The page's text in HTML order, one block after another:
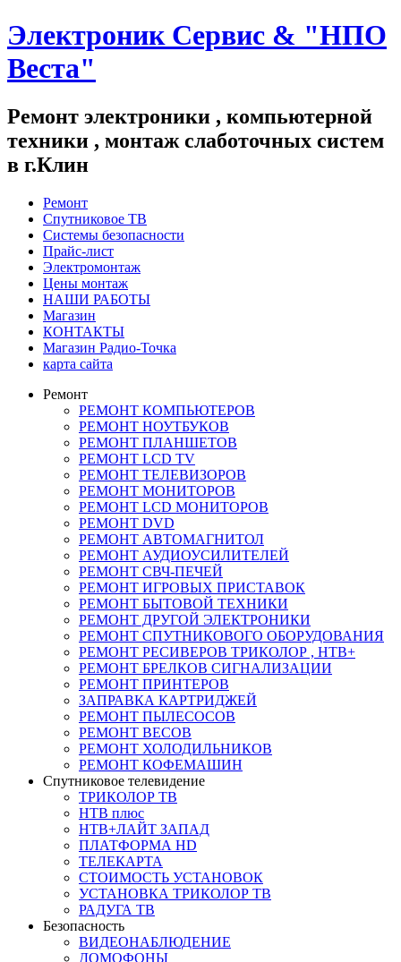
Электроник Сервис & "НПО
Веста"
Ремонт электроники , компьютерной
техники , монтаж слаботочных систем
в г.Клин
Ремонт
Спутниковое ТВ
Системы безопасности
Прайс-лист
Электромонтаж
Цены монтаж
НАШИ РАБОТЫ
Магазин
КОНТАКТЫ
Магазин Радио-Точка
карта сайта
Ремонт
РЕМОНТ КОМПЬЮТЕРОВ
РЕМОНТ НОУТБУКОВ
РЕМОНТ ПЛАНШЕТОВ
РЕМОНТ LCD TV
РЕМОНТ ТЕЛЕВИЗОРОВ
РЕМОНТ МОНИТОРОВ
РЕМОНТ LCD МОНИТОРОВ
РЕМОНТ DVD
РЕМОНТ АВТОМАГНИТОЛ
РЕМОНТ АУДИОУСИЛИТЕЛЕЙ
РЕМОНТ СВЧ-ПЕЧЕЙ
РЕМОНТ ИГРОВЫХ ПРИСТАВОК
РЕМОНТ БЫТОВОЙ ТЕХНИКИ
РЕМОНТ ДРУГОЙ ЭЛЕКТРОНИКИ
РЕМОНТ СПУТНИКОВОГО ОБОРУДОВАНИЯ
РЕМОНТ РЕСИВЕРОВ ТРИКОЛОР , НТВ+
РЕМОНТ БРЕЛКОВ СИГНАЛИЗАЦИИ
РЕМОНТ ПРИНТЕРОВ
ЗАПРАВКА КАРТРИДЖЕЙ
РЕМОНТ ПЫЛЕСОСОВ
РЕМОНТ ВЕСОВ
РЕМОНТ ХОЛОДИЛЬНИКОВ
РЕМОНТ КОФЕМАШИН
Спутниковое телевидение
ТРИКОЛОР ТВ
НТВ плюс
НТВ+ЛАЙТ ЗАПАД
ПЛАТФОРМА HD
ТЕЛЕКАРТА
СТОИМОСТЬ УСТАНОВОК
УСТАНОВКА ТРИКОЛОР ТВ
РАДУГА ТВ
Безопасность
ВИДЕОНАБЛЮДЕНИЕ
ДОМОФОНЫ